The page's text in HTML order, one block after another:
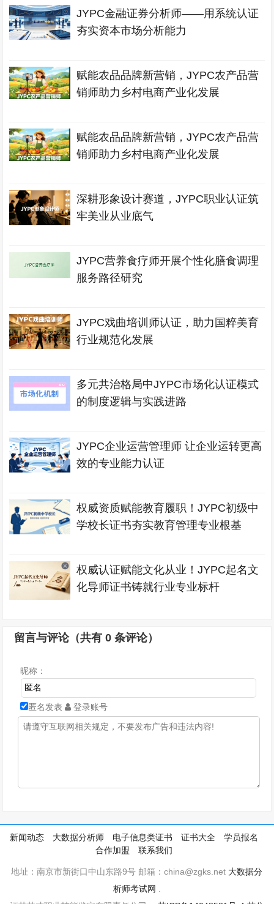
JYPC金融证券分析师——用系统认证
夯实资本市场分析能力
赋能农品品牌新营销，JYPC农产品营
销师助力乡村电商产业化发展
赋能农品品牌新营销，JYPC农产品营
销师助力乡村电商产业化发展
深耕形象设计赛道，JYPC职业认证筑
牢美业从业底气
JYPC营养食疗师开展个性化膳食调理
服务路径研究
JYPC戏曲培训师认证，助力国粹美育
行业规范化发展
多元共治格局中JYPC市场化认证模式
的制度逻辑与实践进路
JYPC企业运营管理师 让企业运转更高
效的专业能力认证
权威资质赋能教育履职！JYPC初级中
学校长证书夯实教育管理专业根基
权威认证赋能文化从业！JYPC起名文
化导师证书铸就行业专业标杆
留言与评论（共有0 条评论）
昵称：
匿名发表 登录账号
新闻动态 大数据分析师 电子信息类证书 证书大全
学员报名
合作加盟
联系我们
地址：南京市新街口中山东路9号 邮箱：china@zgks.net 大数据分
析师考试网